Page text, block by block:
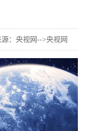
源：央视网-->央视网